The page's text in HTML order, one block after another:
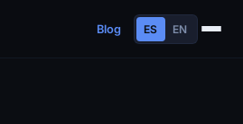
Blog ES EN